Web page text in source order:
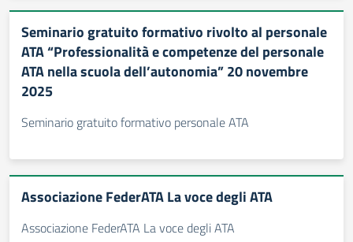
Seminario gratuito formativo rivolto al personale
ATA “Professionalità e competenze del personale
ATA nella scuola dell’autonomia” 20 novembre
2025
Seminario gratuito formativo personale ATA
Associazione FederATA La voce degli ATA
Associazione FederATA La voce degli ATA